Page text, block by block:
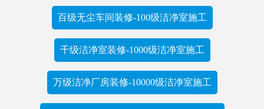
百级无尘车间装修-100级洁净室施工
千级洁净室装修-1000级洁净室施工
万级洁净厂房装修-10000级洁净室施工